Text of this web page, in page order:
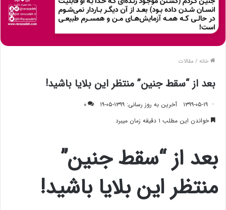
خانه / مقالات
بعد از “سقط جنین” منتظر این بلایا باشید!
۱۳۹۹-۰۵-۱۹ آخرین به روز رسانی: ۱۳۹۹-۰۵-۱۹
۰
خواندن این مطلب ۱ دقیقه زمان میبرد
بعد از “سقط جنین”
منتظر این بلایا باشید!